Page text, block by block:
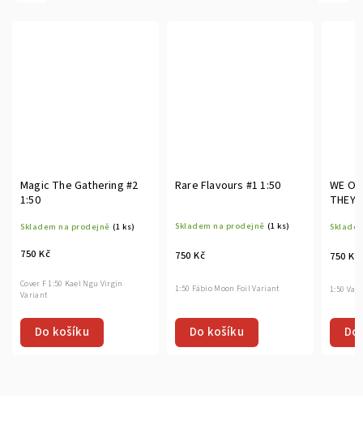
Magic The Gathering #2
1:50
Skladem na prodejně (1 ks)
750 Kč
Do košíku
Cover F 1:50 Kael Ngu Virgin
Variant
Rare Flavours #1 1:50
Skladem na prodejně (1 ks)
750 Kč
Do košíku
1:50 Fábio Moon Foil Variant
WE
750 Kč
1:50